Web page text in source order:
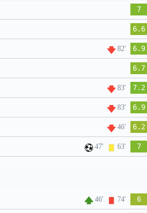
7
6.6
82' 6.9
6.7
83' 7.2
83' 6.9
46' 6.2
47' 63' 7
46' 74' 6